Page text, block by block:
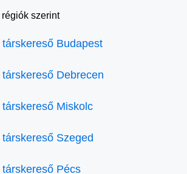
szerint
Budapest
Debrecen
Miskolc
Szeged
Pécs